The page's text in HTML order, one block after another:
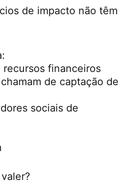
de impacto não têm
recursos financeiros
de captação de
sociais de